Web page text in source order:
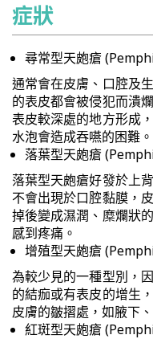
症狀
尋常型天皰瘡
通常會在皮膚、口腔及
的表皮都會被侵犯而潰
表皮較深處的地方形成
水泡會造成吞嚥的困難。
落葉型天皰瘡
落葉型天皰瘡好發於上
不會出現於口腔黏膜，
掉後變成濕潤、糜爛狀
感到疼痛。
增殖型天皰瘡
為較少見的一種型別，
的結痂或有表皮的增生
皮膚的皺摺處，如腋下
紅斑型天皰瘡